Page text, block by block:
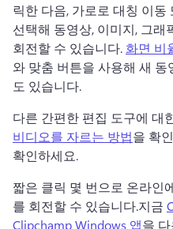
릭한 다음, 가로로 대칭 이
선택해 동영상, 이미지, 그래
회전할 수 있습니다. 화면 비
와 맞춤 버튼을 사용해 새
도 있습니다.
다른 간편한 편집 도구에 대
비디오를 자르는 방법을 확
확인하세요.
짧은 클릭 몇 번으로 온라인
를 회전할 수 있습니다.지금
Clipchamp Windows 앱을